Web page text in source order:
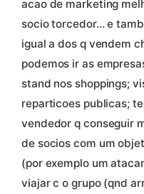
acao de marketing
socio torcedor… e
igual a dos q vendem
podemos ir as
stand nos shoppings;
reparticoes publicas;
vendedor q conseguir
de socios com um
(por exemplo um
viajar c o grupo (qnd